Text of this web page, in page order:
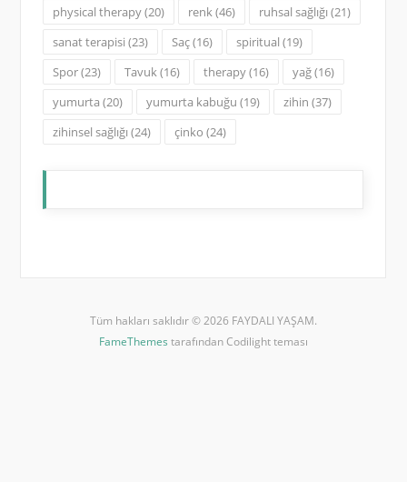
physical therapy(20) renk(46) ruhsal sağlığı (21)
sanat terapisi (23) Saç(16) spiritual (19)
Spor(23) Tavuk(16) therapy(16) yağ(16)
yumurta (20) yumurta kabuğu (19) zihin (37)
zihinsel sağlığı (24) çinko (24)
Tüm hakları saklıdır © 2026 FAYDALI YAŞAM.
FameThemes tarafından Codilight teması